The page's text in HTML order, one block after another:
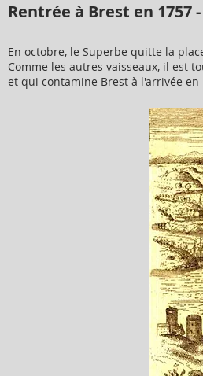
Rentrée à Brest en 1757
En octobre, le Superbe quitte la
Comme les autres vaisseaux, il est
et qui contamine Brest à l'arrivée